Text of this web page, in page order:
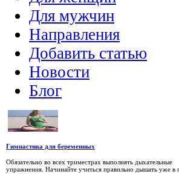
Для мужчин
Направления
Добавить статью
Новости
Блог
Гимнастика для беременных
Обязательно во всех триместрах выполнять дыхательные
упражнения. Начинайте учиться правильно дышать уже в